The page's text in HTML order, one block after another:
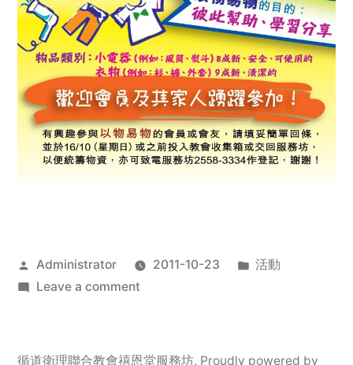
Posted
by
Administrator 2011-10-23
Posted
活動
Leave a commenton
服
循道衛理聯合教會禧恩堂服務坊, Proudly powered by